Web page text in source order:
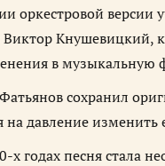
оркестровой версии
Кнушевицкий,
в музыкальную
сохранил
на давление изменить
х годах песня стала